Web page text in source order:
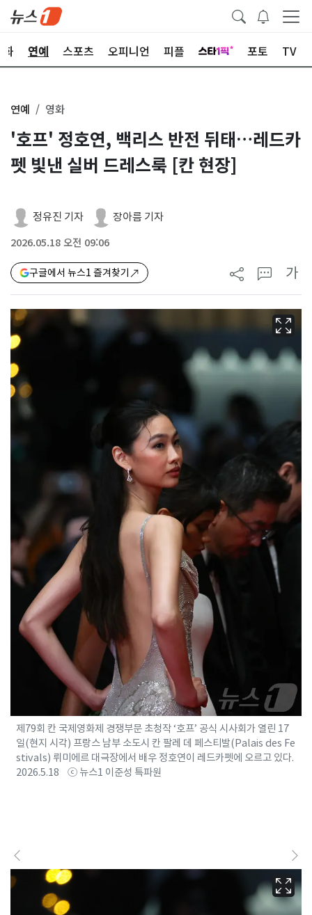
화 연예 스포츠 오피니언 피플 포토 TV
연예 영화
'호프' 정호연, 백리스 반전 뒤태…레드카
펫 빛낸 실버 드레스룩 [칸 현장]
정유진 기자 장아름 기자
2026.05.18 오전 09:06
구글에서 뉴스1 즐겨찾기 가
제79회 칸 국제영화제 경쟁부문 초청작 ‘호프’ 공식 시사회가 열린 17
일(현지 시각) 프랑스 남부 소도시 칸 팔레 데 페스티발(Palais des Fe
stivals) 뤼미에르 대극장에서 배우 정호연이 레드카펫에 오르고 있다.
2026.5.18 ⓒ 뉴스1 이준성 특파원